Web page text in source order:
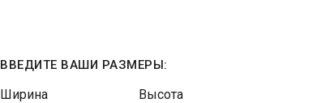
ВВЕДИТЕ ВАШИ РАЗМЕРЫ:
Ширина
Высота